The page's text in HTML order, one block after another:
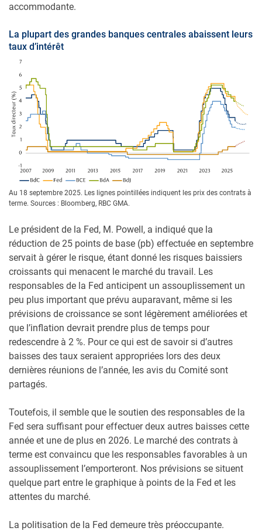
accommodante.
La plupart des grandes banques centrales abaissent leurs
taux d’intérêt
Au 18 septembre 2025. Les lignes pointillées indiquent les prix des contrats à
terme. Sources : Bloomberg, RBC GMA.
Le président de la Fed, M. Powell, a indiqué que la
réduction de 25 points de base (pb) effectuée en septembre
servait à gérer le risque, étant donné les risques baissiers
croissants qui menacent le marché du travail. Les
responsables de la Fed anticipent un assouplissement un
peu plus important que prévu auparavant, même si les
prévisions de croissance se sont légèrement améliorées et
que l’inflation devrait prendre plus de temps pour
redescendre à 2 %. Pour ce qui est de savoir si d’autres
baisses des taux seraient appropriées lors des deux
dernières réunions de l’année, les avis du Comité sont
partagés.
Toutefois, il semble que le soutien des responsables de la
Fed sera suffisant pour effectuer deux autres baisses cette
année et une de plus en 2026. Le marché des contrats à
terme est convaincu que les responsables favorables à un
assouplissement l’emporteront. Nos prévisions se situent
quelque part entre le graphique à points de la Fed et les
attentes du marché.
La politisation de la Fed demeure très préoccupante.